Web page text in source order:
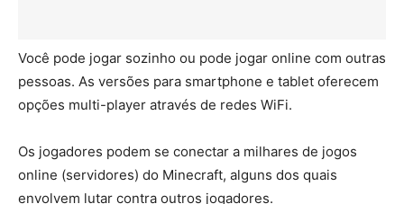
Você pode jogar sozinho ou pode jogar online com outras
pessoas. As versões para smartphone e tablet oferecem
opções multi-player através de redes WiFi.
Os jogadores podem se conectar a milhares de jogos
online (servidores) do Minecraft, alguns dos quais
envolvem lutar contra outros jogadores.